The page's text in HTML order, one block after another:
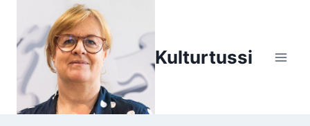
Inhalt
springen
Kulturtussi